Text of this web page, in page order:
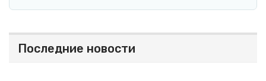
Последние новости